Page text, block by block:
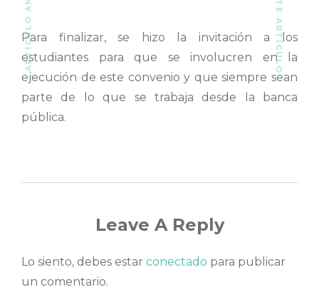
Para finalizar, se hizo la invitación a los
estudiantes para que se involucren en la
ejecución de este convenio y que siempre sean
parte de lo que se trabaja desde la banca
pública.
Leave A Reply
Lo siento, debes estar conectado para publicar
un comentario.